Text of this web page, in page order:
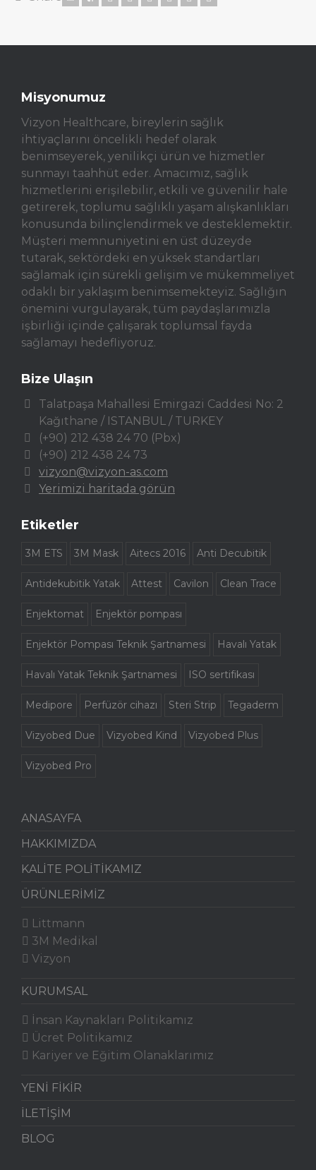
Misyonumuz
Vizyon Healthcare, bireylerin sağlık
ihtiyaçlarını öncelikli hedef olarak
benimseyerek, yenilikçi ürün ve hizmetler
sunmayı taahhüt eder. Amacımız, sağlık
hizmetlerini erişilebilir, etkili ve güvenilir hale
getirerek, toplumu sağlıklı yaşam alışkanlıkları
konusunda bilinçlendirmek ve desteklemektir.
Müşteri memnuniyetini en üst düzeyde
tutarak, sektördeki en yüksek standartları
sağlamak için sürekli gelişim ve mükemmeliyet
odaklı bir yaklaşım benimsemekteyiz. Sağlığın
önemini vurgulayarak, tüm paydaşlarımızla
işbirliği içinde çalışarak toplumsal fayda
sağlamayı hedefliyoruz.
Bize Ulaşın
Talatpaşa Mahallesi Emirgazi Caddesi No: 2
Kağıthane / ISTANBUL / TURKEY
(+90) 212 438 24 70 (Pbx)
(+90) 212 438 24 73
vizyon@vizyon-as.com
Yerimizi haritada görün
Etiketler
3M ETS 3M Mask Aitecs 2016 Anti Decubitik
Antidekubitik Yatak Attest Cavilon Clean Trace
Enjektomat Enjektör pompası
Enjektör Pompası Teknik Şartnamesi Havalı Yatak
Havalı Yatak Teknik Şartnamesi ISO sertifikası
Medipore Perfüzör cihazı Steri Strip Tegaderm
Vizyobed Due Vizyobed Kind Vizyobed Plus
Vizyobed Pro
ANASAYFA
HAKKIMIZDA
KALİTE POLİTİKAMIZ
ÜRÜNLERİMİZ
Littmann
3M Medikal
Vizyon
KURUMSAL
İnsan Kaynakları Politikamız
Ücret Politikamız
Kariyer ve Eğitim Olanaklarımız
YENİ FİKİR
İLETİŞİM
BLOG